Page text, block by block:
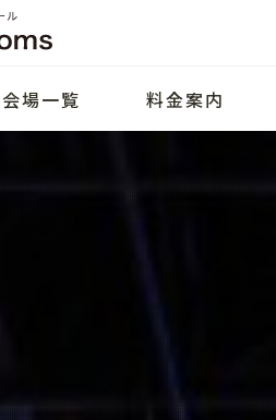
会場一覧 料金案内